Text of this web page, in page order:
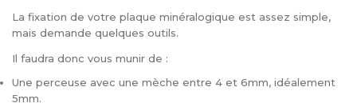
La fixation de votre plaque minéralogique est assez simple,
mais demande quelques outils.
Il faudra donc vous munir de :
Une perceuse avec une mèche entre 4 et 6mm, idéalement
5mm.